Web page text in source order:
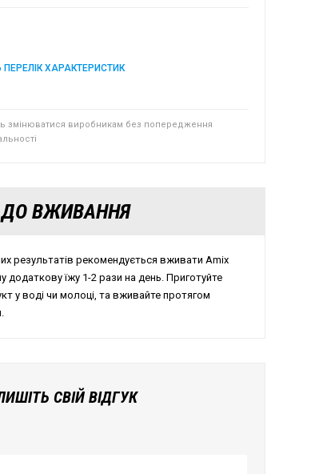
ПЕРЕЛІК ХАРАКТЕРИСТИК
змінюватися виробникам без попередження
ДО ВЖИВАННЯ
результатів рекомендується вживати Amix
додаткову їжу 1-2 рази на день. Приготуйте
у воді чи молоці, та вживайте протягом
СВІЙ ВІДГУК